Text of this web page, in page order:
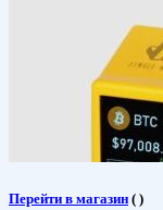
Перейти в магазин ( )